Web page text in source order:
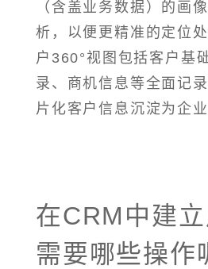
（含盖业务数据）的画
析，以便更精准的定位
户360°视图包括客户基
录、商机信息等全面记
片化客户信息沉淀为企
在CRM中建
需要哪些操作